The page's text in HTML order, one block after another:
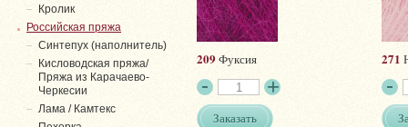
209 Фуксия
Заказать
271
Кролик
Российская пряжа
Синтепух (наполнитель)
Кисловодская пряжа/
Пряжа из Карачаево-
Черкесии
Лама / Камтекс